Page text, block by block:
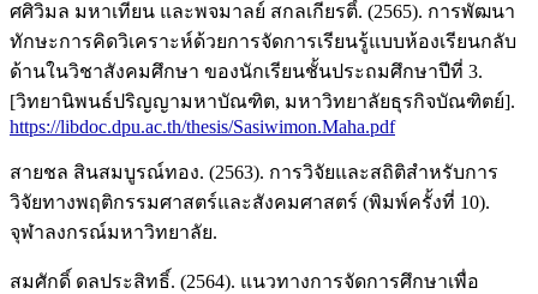
ศศิวิมล มหาเทียน และพจมาลย์ สกลเกียรติ์. (2565). การพัฒนา
ทักษะการคิดวิเคราะห์ด้วยการจัดการเรียนรู้แบบห้องเรียนกลับ
ด้านในวิชาสังคมศึกษา ของนักเรียนชั้นประถมศึกษาปีที่ 3.
[วิทยานิพนธ์ปริญญามหาบัณฑิต, มหาวิทยาลัยธุรกิจบัณฑิตย์].
https://libdoc.dpu.ac.th/thesis/Sasiwimon.Maha.pdf
สายชล สินสมบูรณ์ทอง. (2563). การวิจัยและสถิติสำหรับการ
วิจัยทางพฤติกรรมศาสตร์และสังคมศาสตร์ (พิมพ์ครั้งที่ 10).
จุฬาลงกรณ์มหาวิทยาลัย.
สมศักดิ์ ดลประสิทธิ์. (2564). แนวทางการจัดการศึกษาเพื่อ